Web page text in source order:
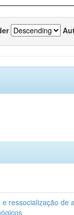
ressocialização de